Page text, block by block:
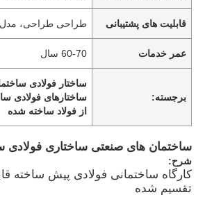
قابلیت های پشتیبانی طراحی طراحی،
عمر خدمات 60-70 سال
برجسته:
ساختار فولادی
ساختارهای فولادی
از فولاد ساخته شده
ساختمان های صنعتی ساختاری فولادی
شرح:
کارگاه ساختمانی فولادی پیش ساخته
تقسیم شده